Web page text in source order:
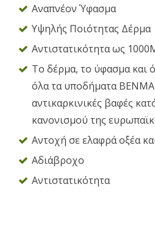
Αναπνέον Ύφασμα
Υψηλής Ποιότητας Δέρμα
Αντιστατικότητα ως
Το δέρμα, το ύφασμα και
όλα τα υποδήματα
αντικαρκινικές βαφές
κανονισμού της
Αντοχή σε ελαφρά οξέα
Αδιάβροχο
Αντιστατικότητα